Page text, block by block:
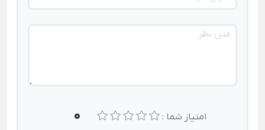
امتیاز شما : 0